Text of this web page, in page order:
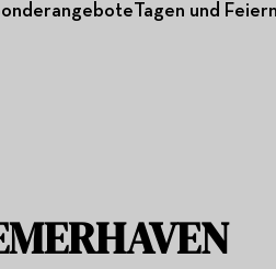
Tagen und Feiern